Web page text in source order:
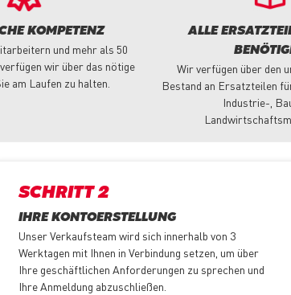
KOMPETENZ
und mehr als 50
wir über das nötige
am Laufen zu halten.
ALLE
Wir verfügen über den
Bestand an Ersatzteilen
Industrie-,
SCHRITT 2
IHRE KONTOERSTELLUNG
Unser Verkaufsteam wird sich innerhalb von 3
Werktagen mit Ihnen in Verbindung setzen, um über
Ihre geschäftlichen Anforderungen zu sprechen und
Ihre Anmeldung abzuschließen.